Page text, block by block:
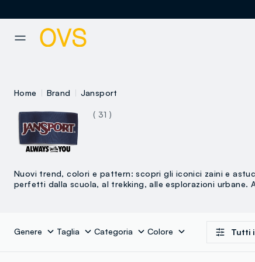
Home Brand Jansport
( 31 )
Nuovi trend, colori e pattern: scopri gli iconici zaini e
perfetti dalla scuola, al trekking, alle esplorazioni urbane.
Genere Taglia Categoria Colore Tutti